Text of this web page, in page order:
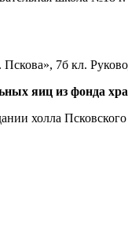
7б кл.
яиц из фонда
холла